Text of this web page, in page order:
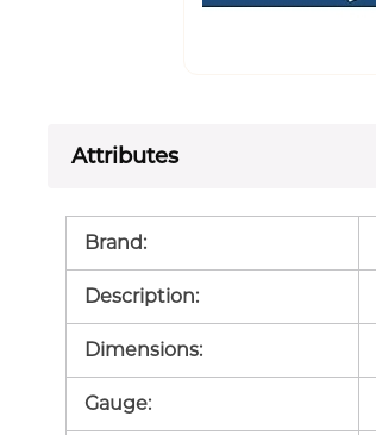
Attributes
Brand:
Description:
Dimensions:
Gauge: